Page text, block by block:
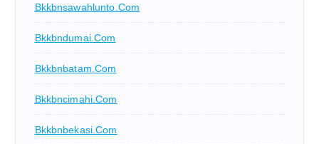
Bkkbnsawahlunto.com
Bkkbndumai.com
Bkkbnbatam.com
Bkkbncimahi.com
Bkkbnbekasi.com